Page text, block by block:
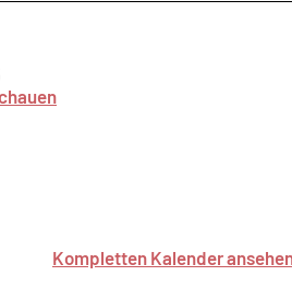
Kompletten Kalender